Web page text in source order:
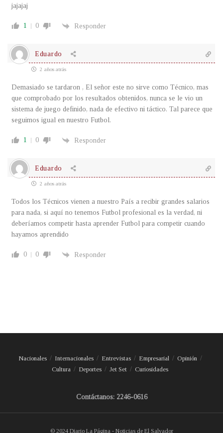
jajajaj
1 0 Responder
Eduardo
2 años atrás
Demasiado se tardaron , El señor este no sirve como Técnico, mas
que comprobado por los resultados obtenidos, nunca se le vio un
sistema de juego definido, nada de efectivo ni táctico. Tal parece que
seguimos igual en nuestro Futbol.
1 0 Responder
Eduardo
2 años atrás
Todos los Técnicos vienen a nuestro País a recibir grandes salarios
para nada, si aquí no tenemos Futbol profesional es la verdad, ni
deberíamos competir hasta aprender Futbol para competir cuando
hayamos aprendido
0 0 Responder
Nacionales Internacionales Entrevistas Empresarial
Opinión
Cultura
Deportes Jet Set Curiosidades
Contáctanos: 2246-0616
© 2024 Diario La Página - Noticias de El Salvador